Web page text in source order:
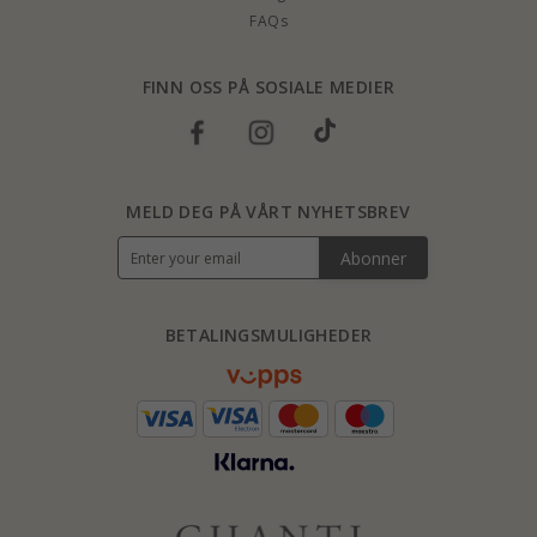
FAQs
FINN OSS PÅ SOSIALE MEDIER
BETALINGSMULIGHEDER
MELD DEG PÅ VÅRT NYHETSBREV
Abonner